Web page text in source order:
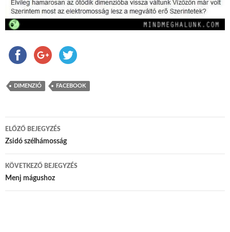
DIMENZIÓ FACEBOOK
Bejegyzés navigáció
ELŐZŐ BEJEGYZÉS
Zsidó szélhámosság
KÖVETKEZŐ BEJEGYZÉS
Menj mágushoz